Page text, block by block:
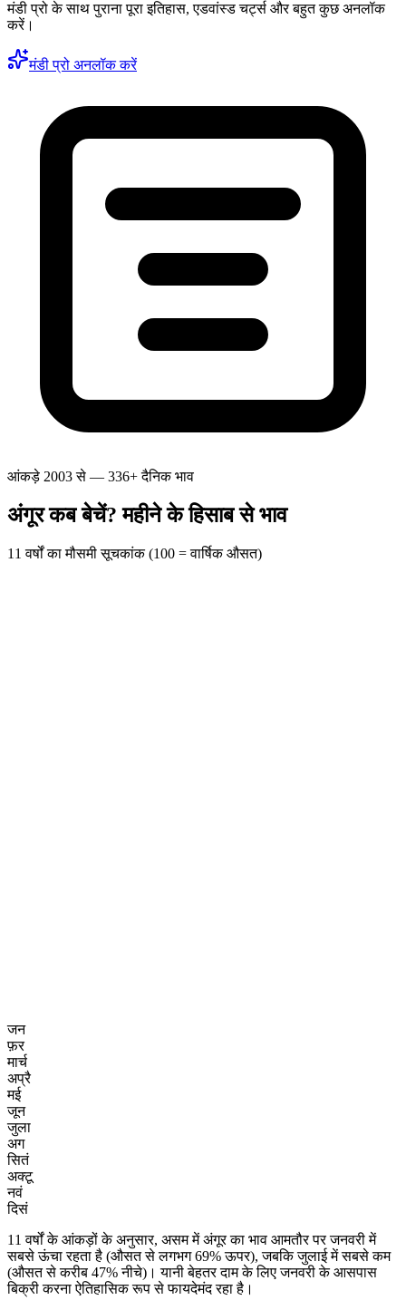
मंडी प्रो के साथ पुराना पूरा इतिहास, एडवांस्ड चर्ट्स और बहुत कुछ अनलॉक
करें।
मंडी प्रो अनलॉक करें
आंकड़े 2003 से — 336+ दैनिक भाव
अंगूर कब बेचें? महीने के हिसाब से भाव
11 वर्षों का मौसमी सूचकांक (100 = वार्षिक औसत)
जन
फ़र
मार्च
अप्रै
मई
जून
जुला
अग
सितं
अक्टू
नवं
दिसं
11 वर्षों के आंकड़ों के अनुसार, असम में अंगूर का भाव आमतौर पर जनवरी में
सबसे ऊंचा रहता है (औसत से लगभग 69% ऊपर), जबकि जुलाई में सबसे कम
(औसत से करीब 47% नीचे)। यानी बेहतर दाम के लिए जनवरी के आसपास
बिक्री करना ऐतिहासिक रूप से फायदेमंद रहा है।